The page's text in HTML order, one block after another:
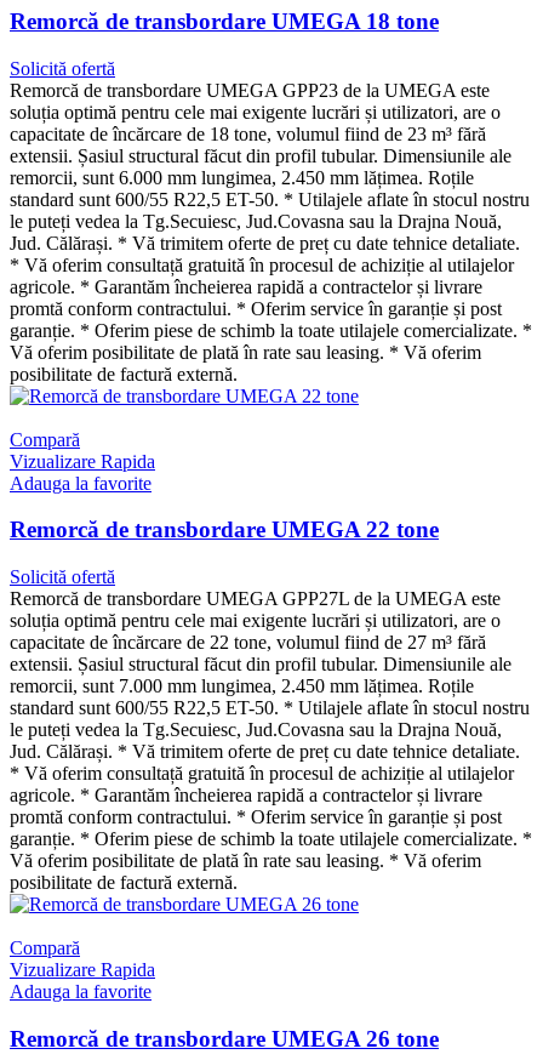
Remorcă de transbordare UMEGA 18 tone
Solicită ofertă
Remorcă de transbordare UMEGA GPP23 de la UMEGA este
soluția optimă pentru cele mai exigente lucrări și utilizatori, are o
capacitate de încărcare de 18 tone, volumul fiind de 23 m³ fără
extensii. Șasiul structural făcut din profil tubular. Dimensiunile ale
remorcii, sunt 6.000 mm lungimea, 2.450 mm lățimea. Roțile
standard sunt 600/55 R22,5 ET-50. * Utilajele aflate în stocul nostru
le puteți vedea la Tg.Secuiesc, Jud.Covasna sau la Drajna Nouă,
Jud. Călărași. * Vă trimitem oferte de preț cu date tehnice detaliate.
* Vă oferim consultață gratuită în procesul de achiziție al utilajelor
agricole. * Garantăm încheierea rapidă a contractelor și livrare
promtă conform contractului. * Oferim service în garanție și post
garanție. * Oferim piese de schimb la toate utilajele comercializate. *
Vă oferim posibilitate de plată în rate sau leasing. * Vă oferim
posibilitate de factură externă.
Compară
Vizualizare Rapida
Adauga la favorite
Remorcă de transbordare UMEGA 22 tone
Solicită ofertă
Remorcă de transbordare UMEGA GPP27L de la UMEGA este
soluția optimă pentru cele mai exigente lucrări și utilizatori, are o
capacitate de încărcare de 22 tone, volumul fiind de 27 m³ fără
extensii. Șasiul structural făcut din profil tubular. Dimensiunile ale
remorcii, sunt 7.000 mm lungimea, 2.450 mm lățimea. Roțile
standard sunt 600/55 R22,5 ET-50. * Utilajele aflate în stocul nostru
le puteți vedea la Tg.Secuiesc, Jud.Covasna sau la Drajna Nouă,
Jud. Călărași. * Vă trimitem oferte de preț cu date tehnice detaliate.
* Vă oferim consultață gratuită în procesul de achiziție al utilajelor
agricole. * Garantăm încheierea rapidă a contractelor și livrare
promtă conform contractului. * Oferim service în garanție și post
garanție. * Oferim piese de schimb la toate utilajele comercializate. *
Vă oferim posibilitate de plată în rate sau leasing. * Vă oferim
posibilitate de factură externă.
Compară
Vizualizare Rapida
Adauga la favorite
Remorcă de transbordare UMEGA 26 tone